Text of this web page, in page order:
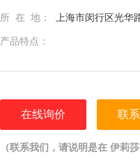
所 在 地： 上海市闵行区光华
产品特点：
在线询价 联
（联系我们，请说明是在 伊莉